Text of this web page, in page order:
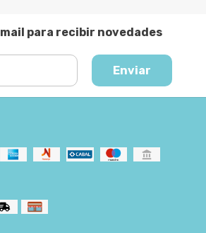
para recibir novedades
Enviar